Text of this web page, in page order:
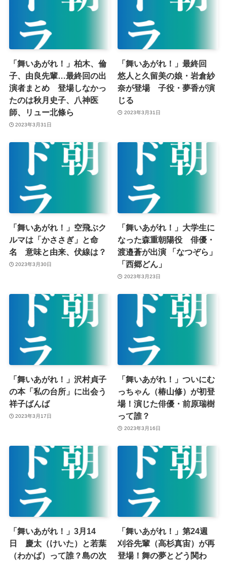
「舞いあがれ！」柏木、倫
子、由良先輩…最終回の出
演者まとめ 登場しなかっ
たのは秋月史子、八神医
師、リュー北條ら
2023年3月31日
「舞いあがれ！」最終回
悠人と久留美の娘・岩倉紗
奈が登場 子役・夢香が演
じる
2023年3月31日
「舞いあがれ！」空飛ぶク
ルマは「かささぎ」と命
名 意味と由来、伏線は？
2023年3月30日
「舞いあがれ！」大学生に
なった森重朝陽役 俳優・
渡邉蒼が出演 「なつぞら」
「西郷どん」
2023年3月23日
「舞いあがれ！」沢村貞子
の本「私の台所」に出会う
祥子ばんば
2023年3月17日
「舞いあがれ！」ついにむ
っちゃん（椿山修）が初登
場！演じた俳優・前原瑞樹
って誰？
2023年3月16日
「舞いあがれ！」3月14
日 慶太（けいた）と若葉
（わかば）って誰？島の次
「舞いあがれ！」第24週
刈谷先輩（高杉真宙）が再
登場！舞の夢とどう関わ